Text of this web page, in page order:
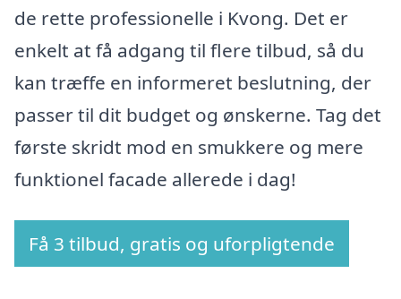
de rette professionelle i Kvong. Det er
enkelt at få adgang til flere tilbud, så du
kan træffe en informeret beslutning, der
passer til dit budget og ønskerne. Tag det
første skridt mod en smukkere og mere
funktionel facade allerede i dag!
Få 3 tilbud, gratis og uforpligtende